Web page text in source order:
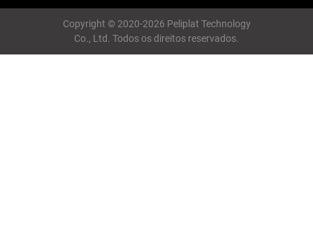
Copyright © 2020-2026 Peliplat Technology
Co., Ltd. Todos os direitos reservados.